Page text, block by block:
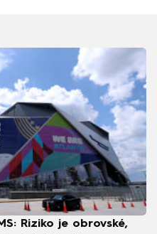
Riziko je obrovské,